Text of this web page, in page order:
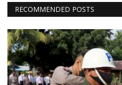
RECOMMENDED POSTS